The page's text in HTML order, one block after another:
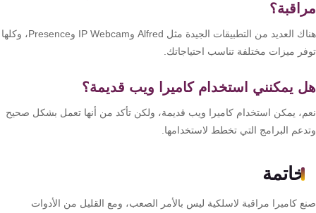
هناك العديد من التطبيقات الجيدة مثل Alfred وIP Webcam وPresence، وكلها
ميزات مختلفة تناسب احتياجاتك.
يمكنني استخدام كاميرا ويب قديمة؟
يمكن استخدام كاميرا ويب قديمة، ولكن تأكد من أنها تعمل بشكل صحيح
البرامج التي تخطط لاستخدامها.
خاتمة
كاميرا مراقبة لاسلكية ليس بالأمر الصعب، ومع القليل من الأدوات